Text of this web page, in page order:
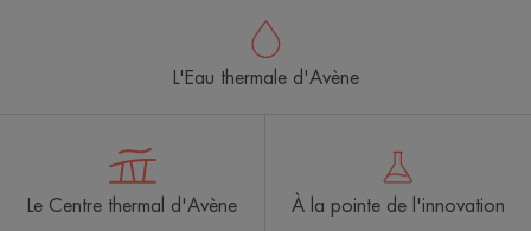
L'Eau thermale d'Avène
Le Centre thermal d'Avène À la pointe de l'innovation